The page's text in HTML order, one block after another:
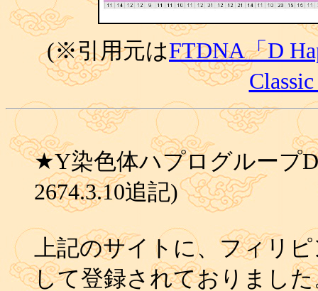
(※引用元はFTDNA「D
★Y染色体ハプログループ
2674.3.10追記)
上記のサイトに、フィリ
して登録されておりまし